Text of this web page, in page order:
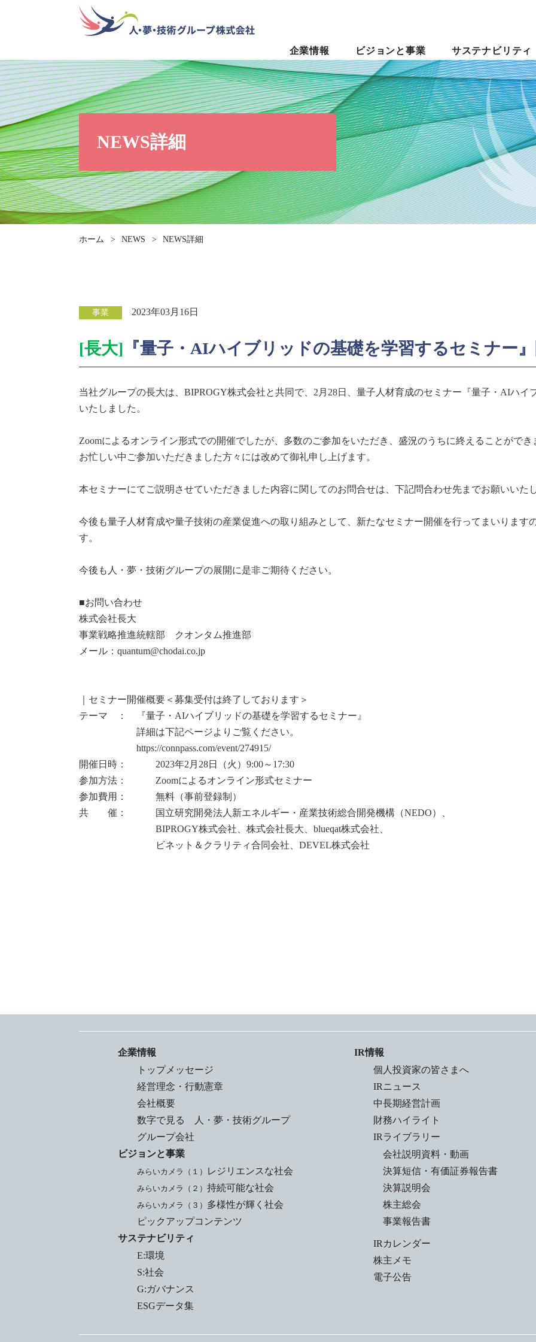
企業情報 ビジョンと事業 サステナビリティ
NEWS詳細
ホーム > NEWS > NEWS詳細
事業 2023年03月16日
[長大] 『量子・AIハイブリッドの基礎を学習するセミナー
当社グループの長大は、BIPROGY株式会社と共同で、2月28日、量子人材育成のセミナー『量子・AIハイ
いたしました。
Zoomによるオンライン形式での開催でしたが、多数のご参加をいただき、盛況のうちに終えることができ
お忙しい中ご参加いただきました方々には改めて御礼申し上げます。
本セミナーにてご説明させていただきました内容に関してのお問合せは、下記問合わせ先までお願いいたし
今後も量子人材育成や量子技術の産業促進への取り組みとして、新たなセミナー開催を行ってまいります
す。
今後も人・夢・技術グループの展開に是非ご期待ください。
■お問い合わせ
株式会社長大
事業戦略推進統轄部 クオンタム推進部
メール：quantum@chodai.co.jp
｜セミナー開催概要＜募集受付は終了しております＞
テーマ ： 『量子・AIハイブリッドの基礎を学習するセミナー』
詳細は下記ページよりご覧ください。
https://connpass.com/event/274915/
開催日時： 2023年2月28日（火）9:00～17:30
参加方法： Zoomによるオンライン形式セミナー
参加費用： 無料（事前登録制）
共 催： 国立研究開発法人新エネルギー・産業技術総合開発機構（NEDO）、
BIPROGY株式会社、株式会社長大、blueqat株式会社、
ビネット＆クラリティ合同会社、DEVEL株式会社
企業情報
トップメッセージ
経営理念・行動憲章
会社概要
数字で見る 人・夢・技術グループ
グループ会社
ビジョンと事業
みらいカメラ（１） レジリエンスな社会
みらいカメラ（２） 持続可能な社会
みらいカメラ（３） 多様性が輝く社会
ピックアップコンテンツ
サステナビリティ
E:環境
S:社会
G:ガバナンス
ESGデータ集
IR情報
個人投資家の皆さまへ
IRニュース
中長期経営計画
財務ハイライト
IRライブラリー
会社説明資料・動画
決算短信・有価証券報告書
決算説明会
株主総会
事業報告書
IRカレンダー
株主メモ
電子公告